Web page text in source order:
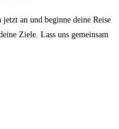
an und beginne deine Reise
Ziele. Lass‍ uns gemeinsam